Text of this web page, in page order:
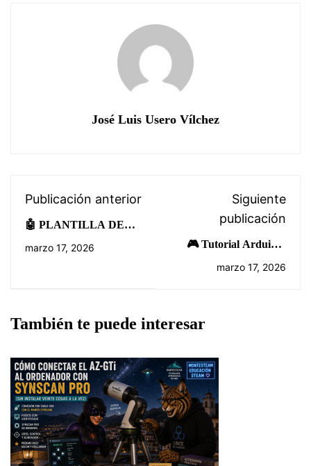
José Luis Usero Vílchez
Publicación anterior
🤖 PLANTILLA DE
PROYECTO DE
marzo 17, 2026
Siguiente
publicación
🎮 Tutorial Arduino:
Joystick que controla un
marzo 17, 2026
También te puede interesar